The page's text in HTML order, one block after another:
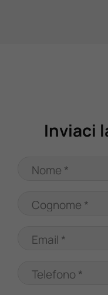
Inviaci
Nome *
Cognome *
Email *
Telefono *